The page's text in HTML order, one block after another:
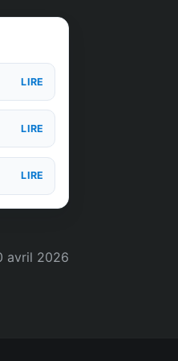
LIRE
LIRE
LIRE
avril 2026